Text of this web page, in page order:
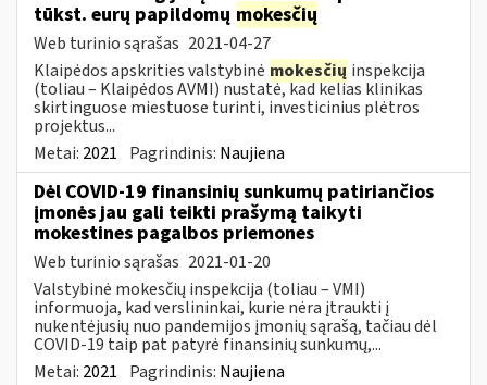
tūkst. eurų papildomų mokesčių
Web turinio sąrašas 2021-04-27
Klaipėdos apskrities valstybinė mokesčių inspekcija
(toliau – Klaipėdos AVMI) nustatė, kad kelias klinikas
skirtinguose miestuose turinti, investicinius plėtros
projektus...
Metai: 2021 Pagrindinis: Naujiena
Dėl COVID-19 finansinių sunkumų patiriančios
įmonės jau gali teikti prašymą taikyti
mokestines pagalbos priemones
Web turinio sąrašas 2021-01-20
Valstybinė mokesčių inspekcija (toliau – VMI)
informuoja, kad verslininkai, kurie nėra įtraukti į
nukentėjusių nuo pandemijos įmonių sąrašą, tačiau dėl
COVID-19 taip pat patyrė finansinių sunkumų,...
Metai: 2021 Pagrindinis: Naujiena